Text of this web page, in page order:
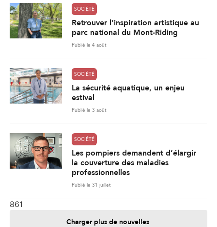
SOCIÉTÉ
Retrouver l’inspiration artistique au
parc national du Mont-Riding
Publié le 4 août
SOCIÉTÉ
La sécurité aquatique, un enjeu
estival
Publié le 3 août
SOCIÉTÉ
Les pompiers demandent d’élargir
la couverture des maladies
professionnelles
Publié le 31 juillet
861
Charger plus de nouvelles